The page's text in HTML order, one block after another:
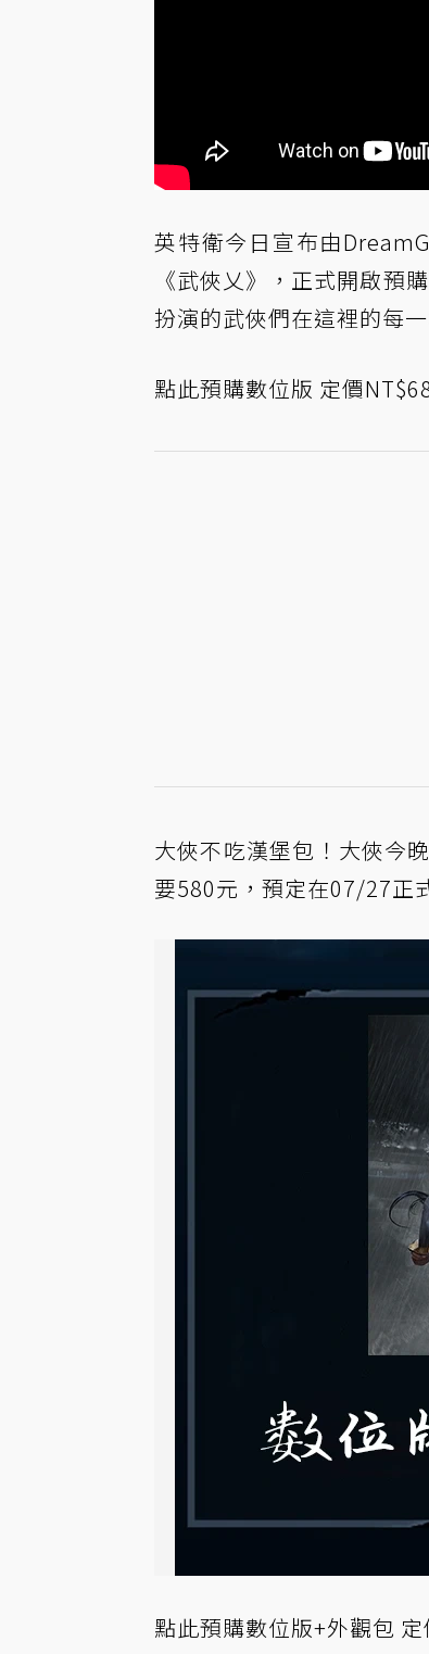
英特衛今日宣布由
《武俠乂》，正式開啟預
扮演的武俠們在這裡的每
點此預購數位版 定價
大俠不吃漢堡包！大俠今
要580元，預定在07/27正
點此預購數位版+外觀包